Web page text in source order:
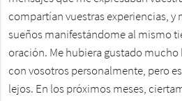
compartían vuestras experiencias, y
sueños manifestándome al mismo
oración. Me hubiera gustado
con vosotros personalmente, pero
lejos. En los próximos meses,